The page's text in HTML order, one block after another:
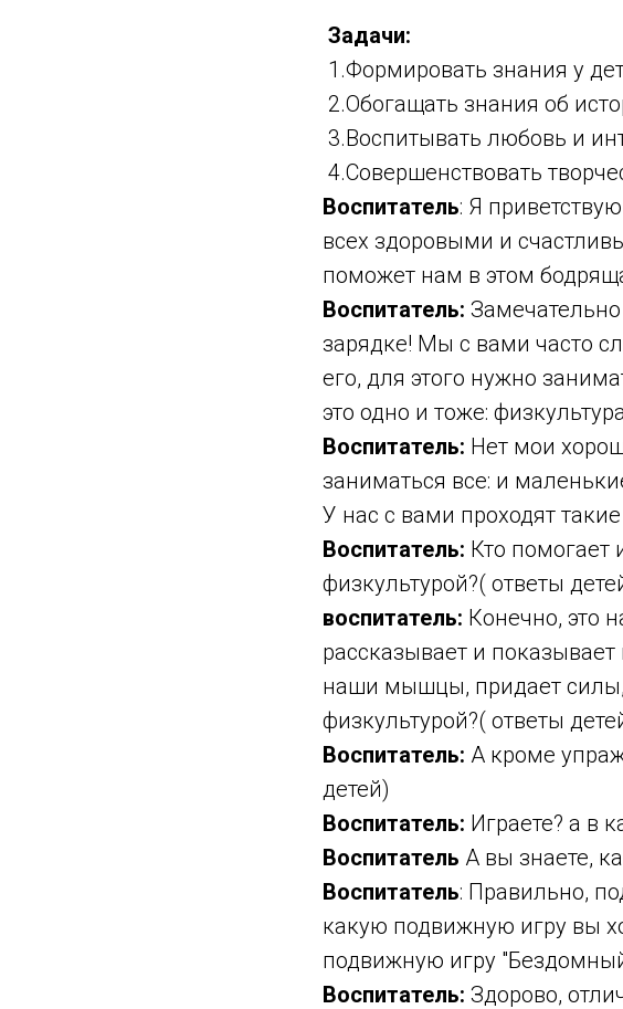
Задачи:
1.Формировать знания у
2.Обогащать знания об
3.Воспитывать любовь и
4.Совершенствовать
Воспитатель: Я
всех здоровыми и
поможет нам в этом
Воспитатель:
зарядке! Мы с вами часто
его, для этого нужно
это одно и тоже:
Воспитатель: Нет мои
заниматься все: и
У нас с вами проходят
Воспитатель: Кто помогает
физкультурой?( ответы
воспитатель: Конечно, это
рассказывает и
наши мышцы, придает силы,
физкультурой?( ответы
Воспитатель: А кроме
детей)
Воспитатель: Играете? а в
Воспитатель А вы знаете,
Воспитатель: Правильно,
какую подвижную игру вы
подвижную игру
Воспитатель: Здорово,